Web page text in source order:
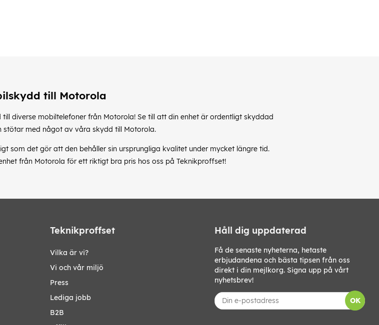
till Motorola
diverse mobiltelefoner från Motorola! Se till att din enhet är ordentligt skyddad
stötar med något av våra skydd till Motorola.
som det gör att den behåller sin ursprungliga kvalitet under mycket längre tid.
från Motorola för ett riktigt bra pris hos oss på Teknikproffset!
Teknikproffset
Vilka är vi?
Vi och vår miljö
Press
Lediga jobb
B2B
Håll dig uppdaterad
Få de senaste nyheterna, hetaste
erbjudandena och bästa tipsen från oss
direkt i din mejlkorg. Signa upp på vårt
nyhetsbrev!
OK